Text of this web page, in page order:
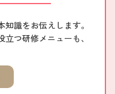
識をお伝えします。
つ研修メニューも、